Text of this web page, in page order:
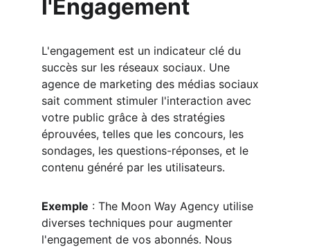
l'Engagement
L'engagement est un indicateur clé du
succès sur les réseaux sociaux. Une
agence de marketing des médias sociaux
sait comment stimuler l'interaction avec
votre public grâce à des stratégies
éprouvées, telles que les concours, les
sondages, les questions-réponses, et le
contenu généré par les utilisateurs.
Exemple : The Moon Way Agency utilise
diverses techniques pour augmenter
l'engagement de vos abonnés. Nous